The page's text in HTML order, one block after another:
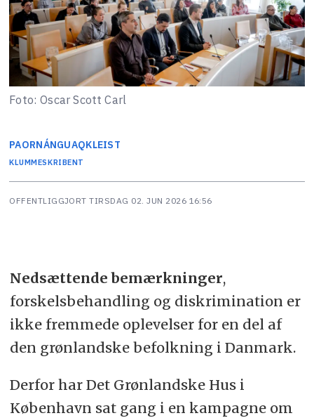
Foto: Oscar Scott Carl
PAORNÁNGUAQKLEIST
KLUMMESKRIBENT
OFFENTLIGGJORT TIRSDAG 02. JUN 2026 16:56
Nedsættende bemærkninger,
forskelsbehandling og diskrimination er
ikke fremmede oplevelser for en del af
den grønlandske befolkning i Danmark.
Derfor har Det Grønlandske Hus i
København sat gang i en kampagne om